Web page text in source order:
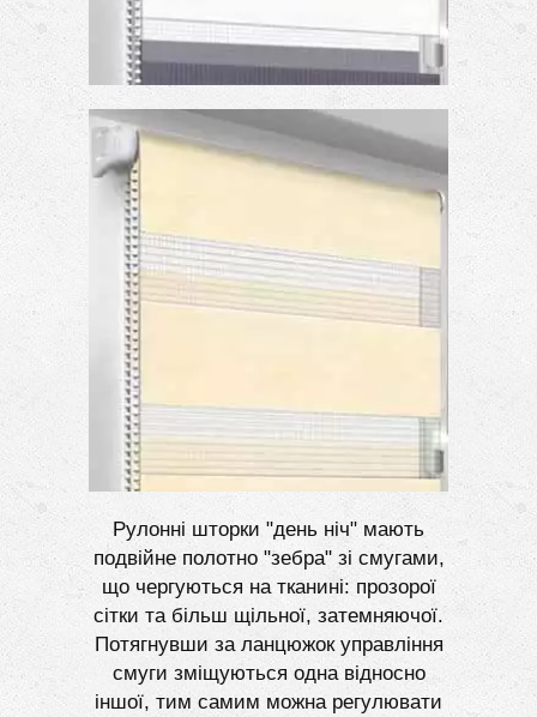
Рулонні шторки "день ніч" мають
подвійне полотно "зебра" зі смугами,
що чергуються на тканині: прозорої
сітки та більш щільної, затемняючої.
Потягнувши за ланцюжок управління
смуги зміщуються одна відносно
іншої, тим самим можна регулювати